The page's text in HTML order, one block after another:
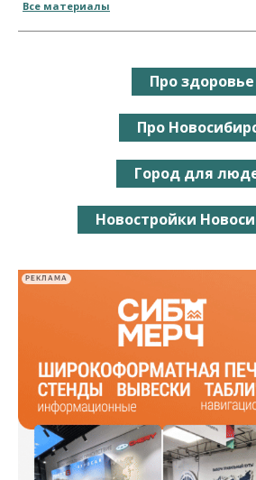
Все материалы
Про здоровье
Про
Город для
Новостройки
РЕКЛАМА